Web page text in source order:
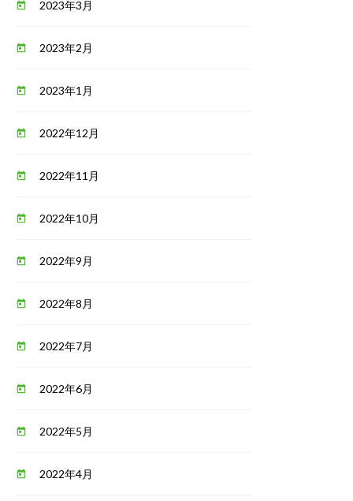
today 2023年3月
today 2023年2月
today 2023年1月
today 2022年12月
today 2022年11月
today 2022年10月
today 2022年9月
today 2022年8月
today 2022年7月
today 2022年6月
today 2022年5月
today 2022年4月